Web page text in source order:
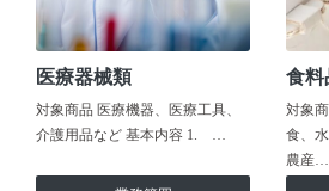
医療器械類
対象商品 医療機器、医療工具、
介護用品など 基本内容 1. …
食料
対象
食、
農産…